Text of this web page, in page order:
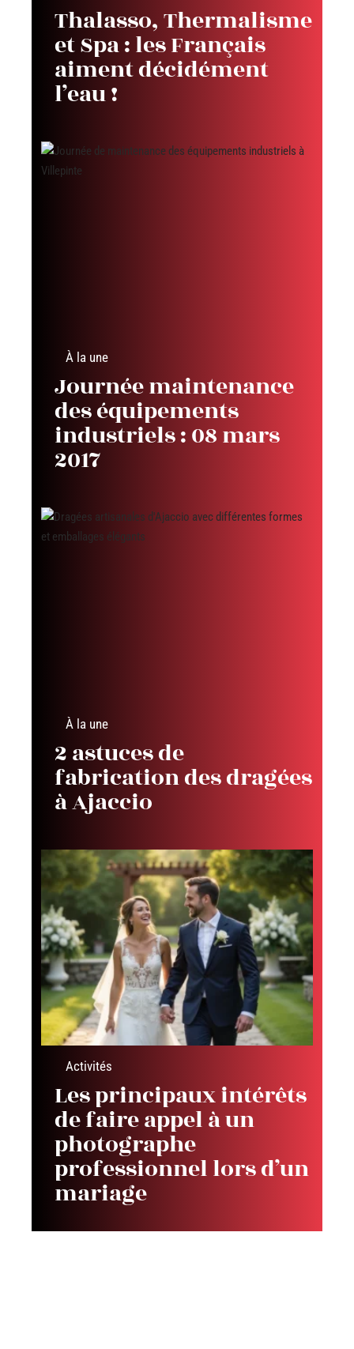
Thalasso, Thermalisme
et Spa : les Français
aiment décidément
l’eau !
À la une
Journée maintenance
des équipements
industriels : 08 mars
2017
À la une
2 astuces de
fabrication des dragées
à Ajaccio
Activités
Les principaux intérêts
de faire appel à un
photographe
professionnel lors d’un
mariage